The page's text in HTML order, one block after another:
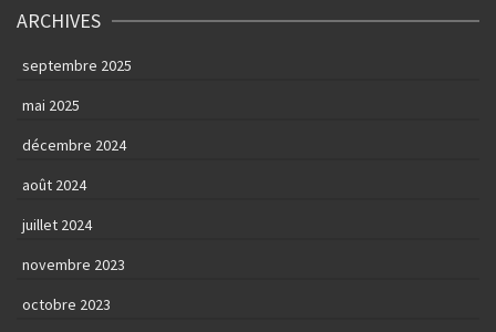
ARCHIVES
septembre 2025
mai 2025
décembre 2024
août 2024
juillet 2024
novembre 2023
octobre 2023